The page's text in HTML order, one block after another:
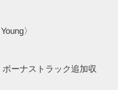
〉
ーナストラック追加収